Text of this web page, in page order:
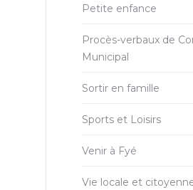
Petite enfance
Procès-verbaux de
Municipal
Sortir en famille
Sports et Loisirs
Venir à Fyé
Vie locale et